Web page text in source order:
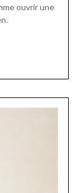
ouvrir une